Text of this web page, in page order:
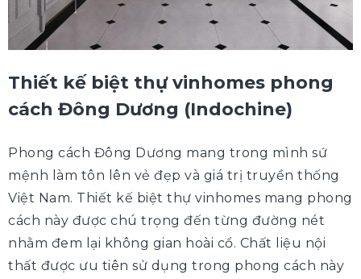
Thiết kế biệt thự vinhomes phong
cách Đông Dương (Indochine)
Phong cách Đông Dương mang trong mình sứ
mệnh làm tôn lên vẻ đẹp và giá trị truyền thống
Việt Nam. Thiết kế biệt thự vinhomes mang phong
cách này được chú trọng đến từng đường nét
nhằm đem lại không gian hoài cổ. Chất liệu nội
thất được ưu tiên sử dụng trong phong cách này